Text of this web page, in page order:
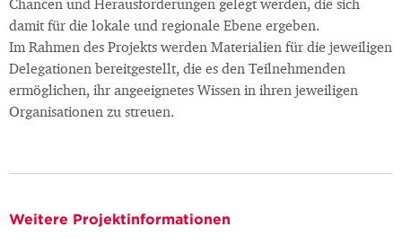
Chancen und Herausforderungen gelegt werden, die sich
damit für die lokale und regionale Ebene ergeben.
Im Rahmen des Projekts werden Materialien für die jeweiligen
Delegationen bereitgestellt, die es den Teilnehmenden
ermöglichen, ihr angeeignetes Wissen in ihren jeweiligen
Organisationen zu streuen.
Weitere Projektinformationen